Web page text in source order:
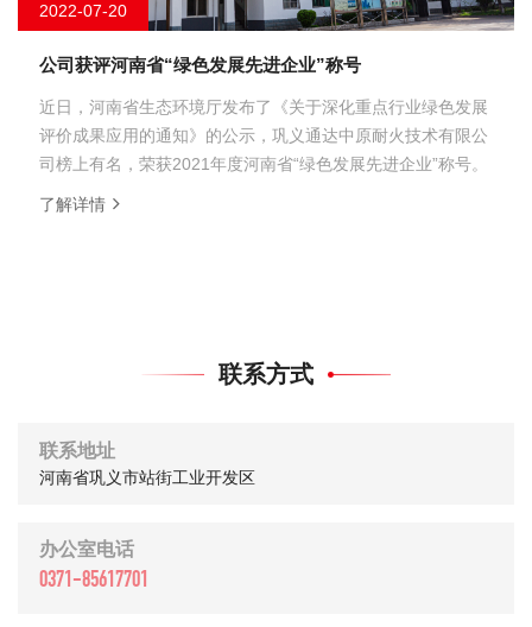
2022-07-20
公司获评河南省“绿色发展先进企业”称号
近日，河南省生态环境厅发布了《关于深化重点行业绿色发展
评价成果应用的通知》的公示，巩义通达中原耐火技术有限公
司榜上有名，荣获2021年度河南省“绿色发展先进企业”称号。
了解详情
联系方式
联系地址
河南省巩义市站街工业开发区
办公室电话
0371-85617701